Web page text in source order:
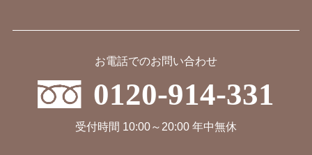
お電話でのお問い合わせ
0120-914-331
受付時間 10:00～20:00 年中無休